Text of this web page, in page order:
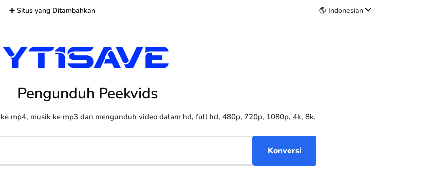
➕ Situs yang Ditambahkan 🌎 Indonesian
Pengunduh Peekvids
ke mp4, musik ke mp3 dan mengunduh video dalam hd, full hd, 480p, 720p, 1080p, 4k, 8k.